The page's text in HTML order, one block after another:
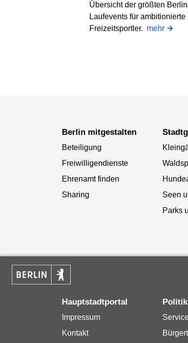
Übersicht der größten
Laufevents für ambitionierte
Freizeitsportler. mehr
Berlin mitgestalten
Beteiligung
Freiwilligendienste
Ehrenamt finden
Sharing
Seen
Parks
Hauptstadtportal
Impressum
Kontakt